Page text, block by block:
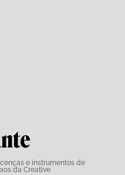
e instrumentos de
da Creative